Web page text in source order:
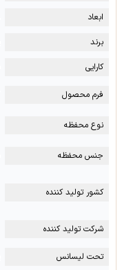
ابعاد
برند
کارایی
فرم محصول
نوع محفظه
جنس محفظه
کشور تولید کننده
شرکت تولید کننده
تحت لیسانس